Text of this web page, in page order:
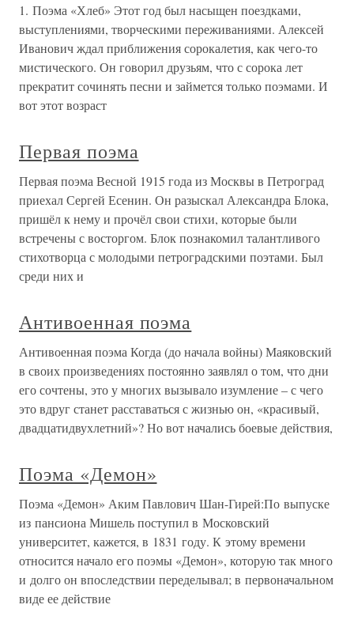
1. Поэма «Хлеб» Этот год был насыщен поездками,
выступлениями, творческими переживаниями. Алексей
Иванович ждал приближения сорокалетия, как чего-то
мистического. Он говорил друзьям, что с сорока лет
прекратит сочинять песни и займется только поэмами. И
вот этот возраст
Первая поэма
Первая поэма Весной 1915 года из Москвы в Петроград
приехал Сергей Есенин. Он разыскал Александра Блока,
пришёл к нему и прочёл свои стихи, которые были
встречены с восторгом. Блок познакомил талантливого
стихотворца с молодыми петроградскими поэтами. Был
среди них и
Антивоенная поэма
Антивоенная поэма Когда (до начала войны) Маяковский
в своих произведениях постоянно заявлял о том, что дни
его сочтены, это у многих вызывало изумление – с чего
это вдруг станет расставаться с жизнью он, «красивый,
двадцатидвухлетний»? Но вот начались боевые действия,
Поэма «Демон»
Поэма «Демон» Аким Павлович Шан-Гирей:По выпуске
из пансиона Мишель поступил в Московский
университет, кажется, в 1831 году. К этому времени
относится начало его поэмы «Демон», которую так много
и долго он впоследствии переделывал; в первоначальном
виде ее действие